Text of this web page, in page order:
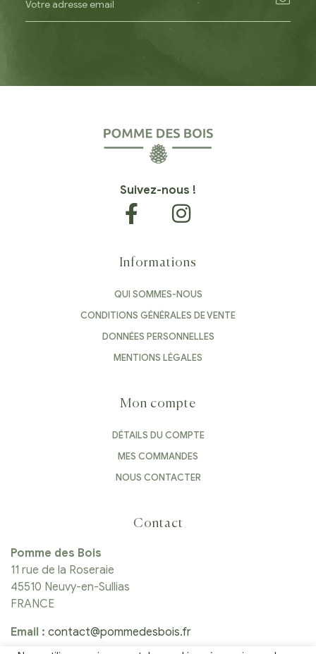
Suivez-nous !
Informations
QUI SOMMES-NOUS
CONDITIONS GÉNÉRALES DE VENTE
DONNÉES PERSONNELLES
MENTIONS LÉGALES
Mon compte
DÉTAILS DU COMPTE
MES COMMANDES
NOUS CONTACTER
Contact
Pomme des Bois
11 rue de la Roseraie
45510 Neuvy-en-Sullias
FRANCE
Email : contact@pommedesbois.fr